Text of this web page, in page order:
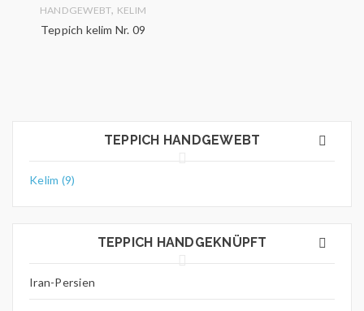
TEPPICH HANDGEWEBT
Kelim (9)
TEPPICH HANDGEKNÜPFT
Iran-Persien
HANDGEWEBT, KELIM
Teppich kelim Nr. 09